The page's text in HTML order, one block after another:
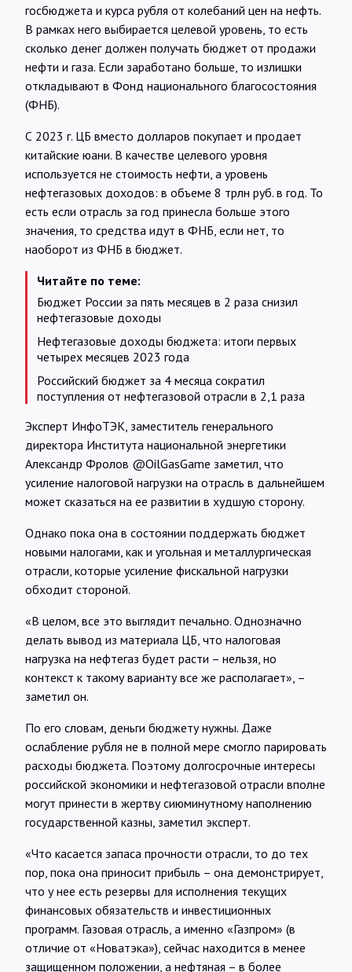
госбюджета и курса рубля от колебаний цен на нефть.
В рамках него выбирается целевой уровень, то есть
сколько денег должен получать бюджет от продажи
нефти и газа. Если заработано больше, то излишки
откладывают в Фонд национального благосостояния
(ФНБ).
С 2023 г. ЦБ вместо долларов покупает и продает
китайские юани. В качестве целевого уровня
используется не стоимость нефти, а уровень
нефтегазовых доходов: в объеме 8 трлн руб. в год. То
есть если отрасль за год принесла больше этого
значения, то средства идут в ФНБ, если нет, то
наоборот из ФНБ в бюджет.
Читайте по теме:
Бюджет России за пять месяцев в 2 раза снизил
нефтегазовые доходы
Нефтегазовые доходы бюджета: итоги первых
четырех месяцев 2023 года
Российский бюджет за 4 месяца сократил
поступления от нефтегазовой отрасли в 2,1 раза
Эксперт ИнфоТЭК, заместитель генерального
директора Института национальной энергетики
Александр Фролов @OilGasGame заметил, что
усиление налоговой нагрузки на отрасль в дальнейшем
может сказаться на ее развитии в худшую сторону.
Однако пока она в состоянии поддержать бюджет
новыми налогами, как и угольная и металлургическая
отрасли, которые усиление фискальной нагрузки
обходит стороной.
«В целом, все это выглядит печально. Однозначно
делать вывод из материала ЦБ, что налоговая
нагрузка на нефтегаз будет расти – нельзя, но
контекст к такому варианту все же располагает», –
заметил он.
По его словам, деньги бюджету нужны. Даже
ослабление рубля не в полной мере смогло парировать
расходы бюджета. Поэтому долгосрочные интересы
российской экономики и нефтегазовой отрасли вполне
могут принести в жертву сиюминутному наполнению
государственной казны, заметил эксперт.
«Что касается запаса прочности отрасли, то до тех
пор, пока она приносит прибыль – она демонстрирует,
что у нее есть резервы для исполнения текущих
финансовых обязательств и инвестиционных
программ. Газовая отрасль, а именно «Газпром» (в
отличие от «Новатэка»), сейчас находится в менее
защищенном положении, а нефтяная – в более